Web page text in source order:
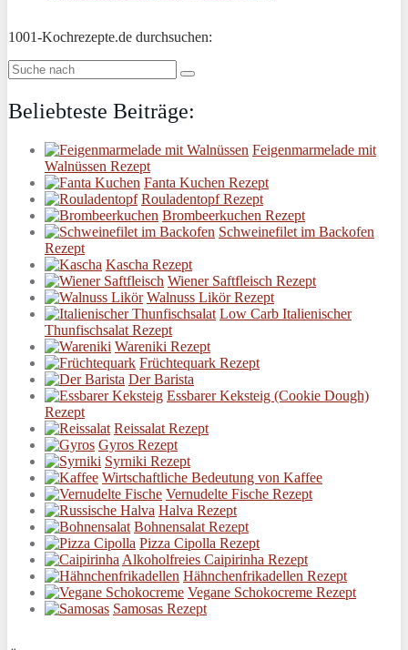
1001-Kochrezepte.de durchsuchen:
Beliebteste Beiträge:
Feigenmarmelade mit
Walnüssen Rezept
Fanta Kuchen Rezept
Rouladentopf Rezept
Brombeerkuchen Rezept
Schweinefilet im Backofen
Rezept
Kascha Rezept
Wiener Saftfleisch Rezept
Walnuss Likör Rezept
Low Carb Italienischer
Thunfischsalat Rezept
Wareniki Rezept
Früchtequark Rezept
Der Barista
Essbarer Keksteig (Cookie Dough)
Rezept
Reissalat Rezept
Gyros Rezept
Syrniki Rezept
Wirtschaftliche Bedeutung von Kaffee
Vernudelte Fische Rezept
Halva Rezept
Bohnensalat Rezept
Pizza Cipolla Rezept
Alkoholfreies Caipirinha Rezept
Hähnchenfrikadellen Rezept
Vegane Schokocreme Rezept
Samosas Rezept